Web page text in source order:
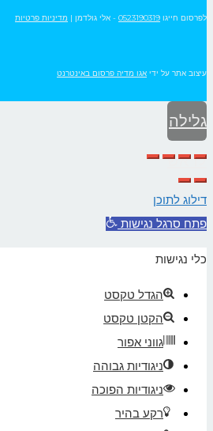
לפרסום חייגו 0523190319 - אלי גולדמן | מדיניות פרטיות
עיצוב אתר על ידי אגו מדיה פרסום באינטרנט
גלילה
לראש
העמוד
דילוג לתוכן
פתח סרגל נגישות
כלי נגישות
הגדל טקסט
הקטן טקסט
גווני אפור
ניגודיות גבוהה
ניגודיות הפוכה
רקע בהיר